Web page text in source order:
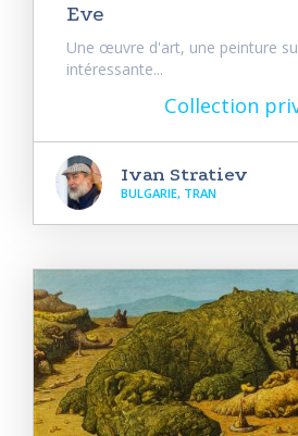
Eve
Une œuvre d'art, une peinture
intéressante...
Collection
Ivan Stratiev
BULGARIE, TRAN